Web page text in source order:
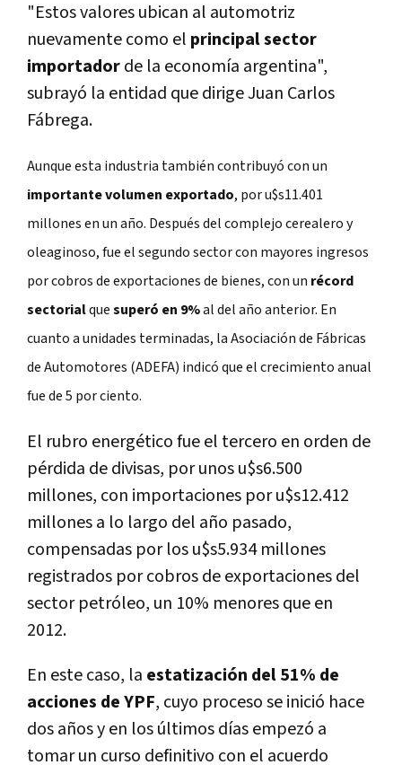
"Estos valores ubican al automotriz
nuevamente como el principal sector
importadorde la economía argentina",
subrayó la entidad que dirige Juan Carlos
Fábrega.
Aunque esta industria también contribuyó con un
importante volumen exportado, por u$s11.401
millones en un año. Después del complejo cerealero y
oleaginoso, fue el segundo sector con mayores ingresos
por cobros de exportaciones de bienes, con un récord
sectorialquesuperó en 9%al del año anterior. En
cuanto a unidades terminadas, la Asociación de Fábricas
de Automotores (ADEFA) indicó que el crecimiento anual
fue de 5 por ciento.
El rubro energético fue el tercero en orden de
pérdida de divisas, por unos u$s6.500
millones, con importaciones por u$s12.412
millones a lo largo del año pasado,
compensadas por los u$s5.934 millones
registrados por cobros de exportaciones del
sector petróleo, un 10% menores que en
2012.
En este caso, la estatización del 51% de
acciones de YPF, cuyo proceso se inició hace
dos años y en los últimos días empezó a
tomar un curso definitivo con el acuerdo